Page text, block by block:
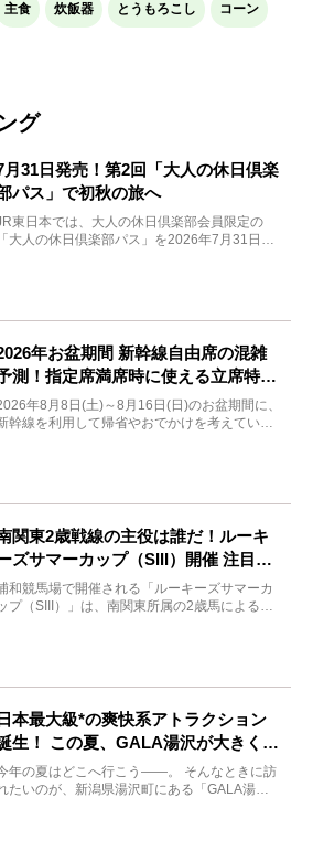
主食 炊飯器 とうもろこし コーン
グ
月31日発売！第2回「大人の休日倶楽
パス」で初秋の旅へ
東日本では、大人の休日倶楽部会員限定の
「大人の休日倶楽部パス」を2026年7月31日
年お盆期間 新幹線自由席の混雑
測！指定席満席時に使える立席特急
も解説
年8月8日(土)～8月16日(日)のお盆期間に、
幹線を利用して帰省やおでかけを考えている
関東2歳戦線の主役は誰だ！ルーキ
ズサマーカップ（SIII）開催 注目馬
見どころをチェック
和競馬場で開催される「ルーキーズサマーカ
プ（SIII）」は、南関東所属の2歳馬による注
日本最大級*の爽快系アトラクション
生！ この夏、GALA湯沢が大きく生
れ変わる
年の夏はどこへ行こう――。 そんなときに訪
たいのが、新潟県湯沢町にある「GALA湯